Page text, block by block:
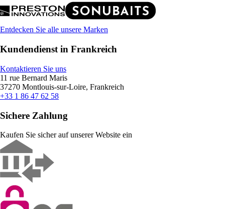
Entdecken Sie alle unsere Marken
Kundendienst in Frankreich
Kontaktieren Sie uns
11 rue Bernard Maris
37270 Montlouis-sur-Loire, Frankreich
+33 1 86 47 62 58
Sichere Zahlung
Kaufen Sie sicher auf unserer Website ein